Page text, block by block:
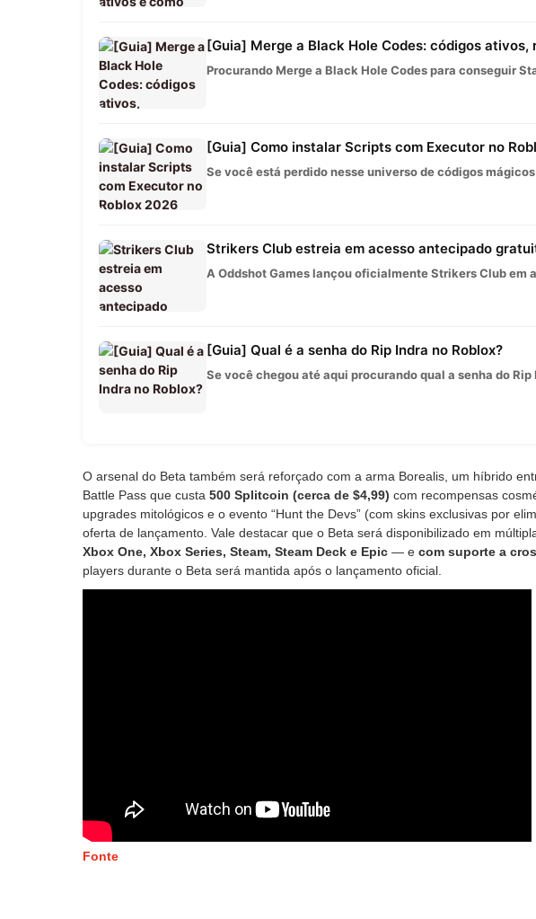
[Guia] Merge a Black Hole Codes: códigos ativos,
Procurando Merge a Black Hole Codes para conseguir
[Guia] Como instalar Scripts com Executor no
Se você está perdido nesse universo de códigos mágicos
Strikers Club estreia em acesso antecipado
A Oddshot Games lançou oficialmente Strikers Club em
[Guia] Qual é a senha do Rip Indra no Roblox?
Se você chegou até aqui procurando qual a senha do Rip
O arsenal do Beta também será reforçado com a arma Borealis, um híbrido
Battle Pass que custa 500 Splitcoin (cerca de $4,99) com recompensas
upgrades mitológicos e o evento “Hunt the Devs” (com skins exclusivas por
oferta de lançamento. Vale destacar que o Beta será disponibilizado em
Xbox One, Xbox Series, Steam, Steam Deck e Epic — e com suporte a
players durante o Beta será mantida após o lançamento oficial.
Fonte